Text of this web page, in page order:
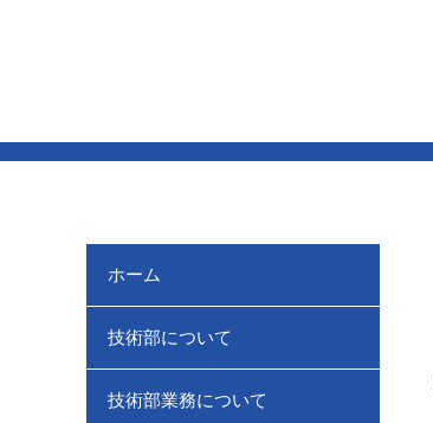
ホーム
技術部について
技術部業務について